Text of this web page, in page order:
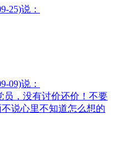
25)说：
09)说：
员，没有讨价还价！不要
说心里不知道怎么想的